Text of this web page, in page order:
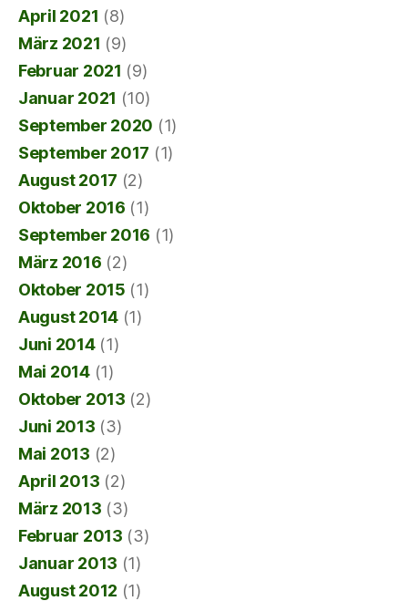
April 2021 (8)
März 2021 (9)
Februar 2021 (9)
Januar 2021 (10)
September 2020 (1)
September 2017 (1)
August 2017 (2)
Oktober 2016 (1)
September 2016 (1)
März 2016 (2)
Oktober 2015 (1)
August 2014 (1)
Juni 2014(1)
Mai 2014(1)
Oktober 2013 (2)
Juni 2013 (3)
Mai 2013 (2)
April 2013 (2)
März 2013 (3)
Februar 2013 (3)
Januar 2013 (1)
August 2012 (1)